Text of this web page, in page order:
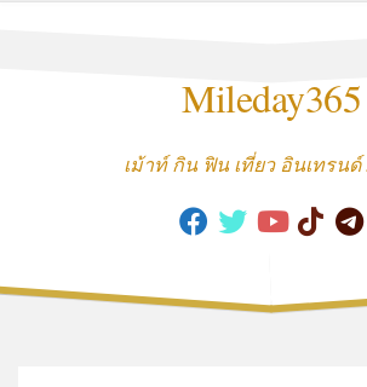
Mileday365
เม้าท์ กิน ฟิน เที่ยว อินเทรนด์